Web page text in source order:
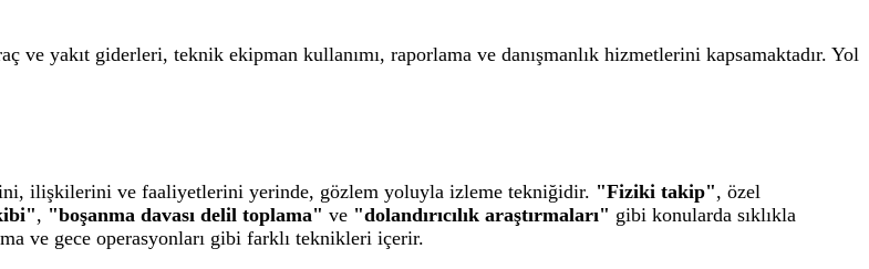
ve yakıt giderleri, teknik ekipman kullanımı, raporlama ve danışmanlık hizmetlerini kapsamaktadır. Yol
ilişkilerini ve faaliyetlerini yerinde, gözlem yoluyla izleme tekniğidir. "Fiziki takip", özel
, "boşanma davası delil toplama" ve "dolandırıcılık araştırmaları" gibi konularda sıklıkla
ve gece operasyonları gibi farklı teknikleri içerir.